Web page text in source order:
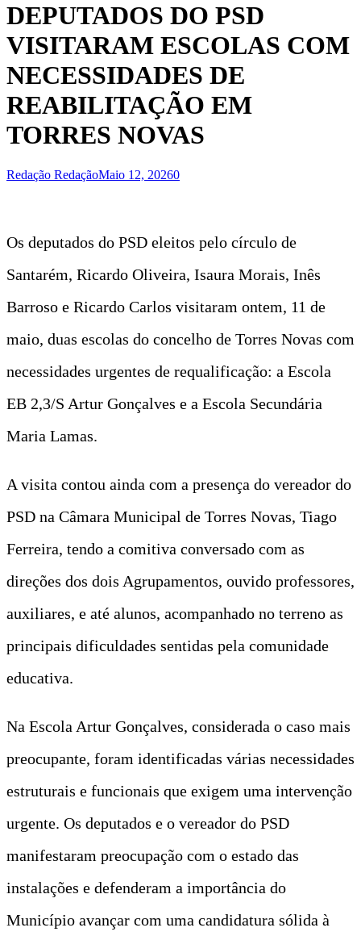
DEPUTADOS DO PSD
VISITARAM ESCOLAS COM
NECESSIDADES DE
REABILITAÇÃO EM
TORRES NOVAS
Redação RedaçãoMaio 12, 20260
Os deputados do PSD eleitos pelo círculo de
Santarém, Ricardo Oliveira, Isaura Morais, Inês
Barroso e Ricardo Carlos visitaram ontem, 11 de
maio, duas escolas do concelho de Torres Novas com
necessidades urgentes de requalificação: a Escola
EB 2,3/S Artur Gonçalves e a Escola Secundária
Maria Lamas.
A visita contou ainda com a presença do vereador do
PSD na Câmara Municipal de Torres Novas, Tiago
Ferreira, tendo a comitiva conversado com as
direções dos dois Agrupamentos, ouvido professores,
auxiliares, e até alunos, acompanhado no terreno as
principais dificuldades sentidas pela comunidade
educativa.
Na Escola Artur Gonçalves, considerada o caso mais
preocupante, foram identificadas várias necessidades
estruturais e funcionais que exigem uma intervenção
urgente. Os deputados e o vereador do PSD
manifestaram preocupação com o estado das
instalações e defenderam a importância do
Município avançar com uma candidatura sólida à